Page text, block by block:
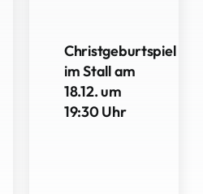
Christgeburtspiel
im Stall am
18.12. um
19:30 Uhr